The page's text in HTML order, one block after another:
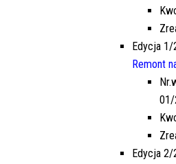
EDYCJA 8PGR/2023
BUDOWA
OŚWIATOWEGO W
NR.WNIOSKU:
8PGR/2023/
KWOTA
5.980.000,00 ZŁ
W TRAKCIE
Edycja 1/
Remont
01/
Edycja 2/